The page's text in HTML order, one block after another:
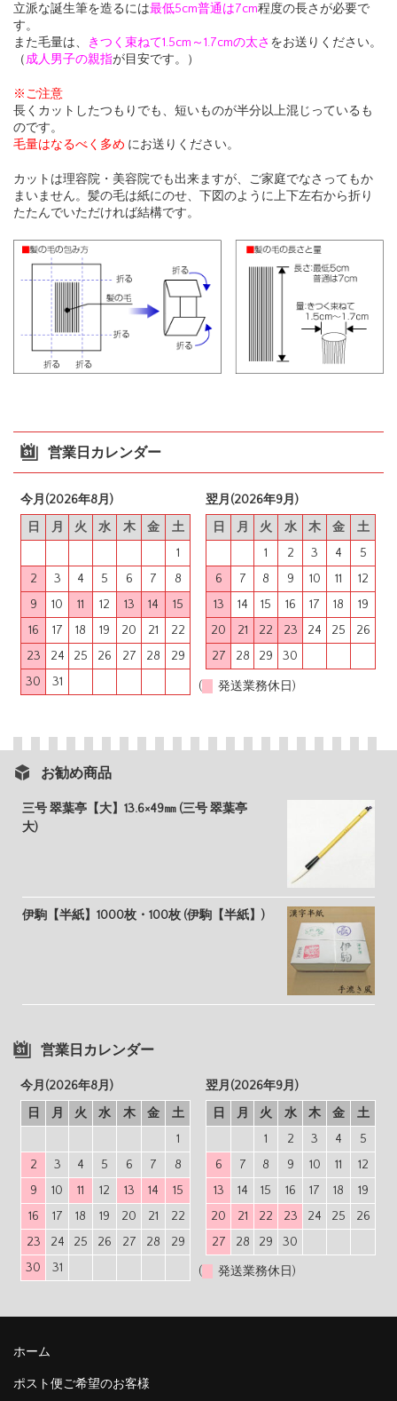
立派な誕生筆を造るには最低5cm普通は7cm程度の長さが必要で
す。
また毛量は、
きつく束ねて1.5cm～1.7cmの太さ をお送りください。
（成人男子の親指が目安です。）
※ご注意
長くカットしたつもりでも、短いものが半分以上混じっているも
のです。
毛量はなるべく多め にお送りください。
カットは理容院・美容院でも出来ますが、ご家庭でなさってもか
まいません。髪の毛は紙にのせ、下図のように上下左右から折り
たたんでいただければ結構です。
営業日カレンダー
今月(2026年8月)
日
月 火 水 木 金
土
1
2
3 4 5 6 7
8
9
10 11 12 13 14
15
16
17 18 19 20 21
22
23
24 25 26 27 28
29
30
31
翌月(2026年9月)
日
月 火 水 木 金
土
1
2 3 4
5
6
7 8 9 10 11
12
13
14 15 16 17 18
19
20
21 22 23 24 25
26
27
28 29 30
( 発送業務休日)
お勧め商品
三号 翠葉亭【大】13.6×49㎜ (三号 翠葉亭
大)
伊駒【半紙】1000枚・100枚 (伊駒【半紙】)
営業日カレンダー
今月(2026年8月)
日
月 火 水 木 金
土
1
2
3 4 5 6 7
8
9
10 11 12 13 14
15
16
17 18 19 20 21
22
23
24 25 26 27 28
29
30
31
翌月(2026年9月)
日
月 火 水 木 金
土
1
2 3 4
5
6
7 8 9 10 11
12
13
14 15 16 17 18
19
20
21 22 23 24 25
26
27
28 29 30
( 発送業務休日)
ホーム
ポスト便ご希望のお客様